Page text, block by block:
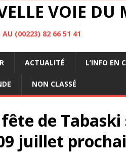
VOIE DU
(00223) 82 66 51 41
ACTUALITÉ L’INFO EN
NON CLASSÉ
de Tabaski
juillet